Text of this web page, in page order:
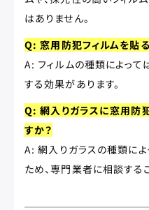
はありません。
Q: 窓用防犯フィルムを貼
A: フィルムの種類によって
する効果があります。
Q: 網入りガラスに窓用防
すか？
A: 網入りガラスの種類によ
ため、専門業者に相談する